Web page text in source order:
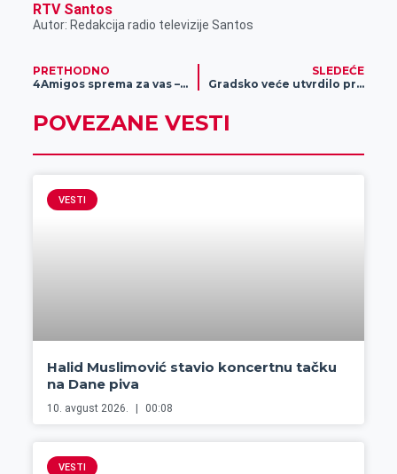
RTV Santos
Autor: Redakcija radio televizije Santos
PRETHODNO
4Amigos sprema za vas – ukusni specijaliteti od piletine
SLEDEĆE
Gradsko veće utvrdilo predlog Zaključka o utvrđivanju Nacrta Plana razvoja grada Zrenjanina za period 2023-2030. godine i pozvalo građane da dostave sugestije
POVEZANE VESTI
VESTI
Halid Muslimović stavio koncertnu tačku
na Dane piva
10. avgust 2026. 00:08
VESTI